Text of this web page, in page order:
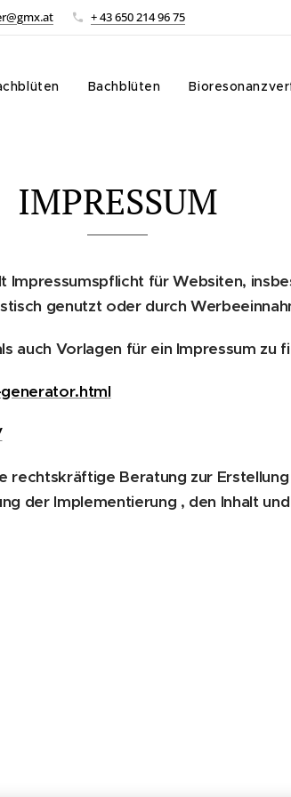
+ 43 650 214 96 75
Bachblüten
IMPRESSUM
Impressumspflicht für Websiten,
genutzt oder durch
auch Vorlagen für ein Impressum zu
rechtskräftige Beratung zur
der Implementierung , den Inhalt